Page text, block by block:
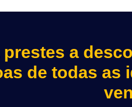
prestes a
de todas as